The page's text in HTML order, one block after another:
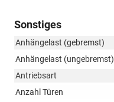
Sonstiges
Anhängelast (gebremst)
Anhängelast (ungebremst)
Antriebsart
Anzahl Türen